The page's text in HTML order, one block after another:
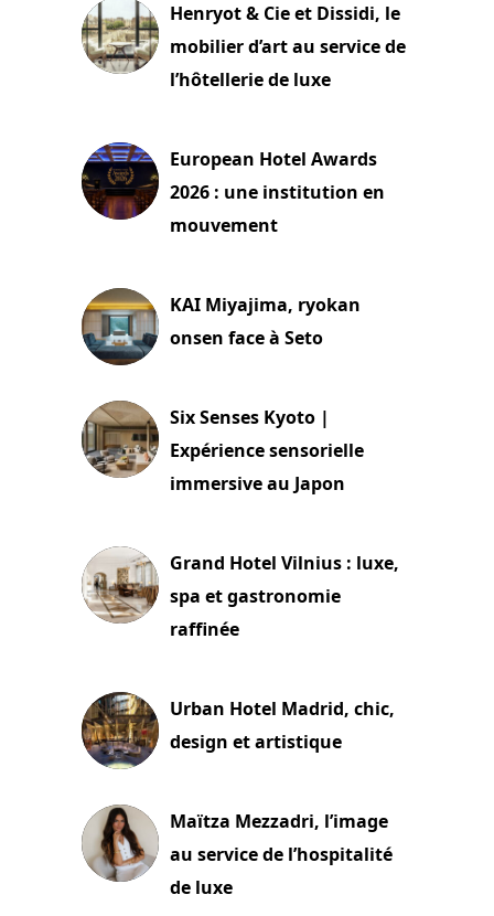
Henryot & Cie et Dissidi, le
mobilier d’art au service de
l’hôtellerie de luxe
European Hotel Awards
2026 : une institution en
mouvement
KAI Miyajima, ryokan
onsen face à Seto
Six Senses Kyoto |
Expérience sensorielle
immersive au Japon
Grand Hotel Vilnius : luxe,
spa et gastronomie
raffinée
Urban Hotel Madrid, chic,
design et artistique
Maïtza Mezzadri, l’image
au service de l’hospitalité
de luxe